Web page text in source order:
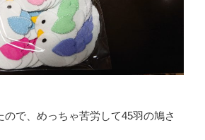
ので、めっちゃ苦労して45羽の鳩さ